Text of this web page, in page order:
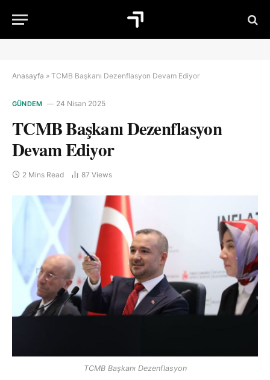
Anasayfa » TCMB Başkanı Dezenflasyon Devam Ediyor
GÜNDEM 24 Nisan 2025
TCMB Başkanı Dezenflasyon
Devam Ediyor
2 Mins Read 87 Views
TCMB Başkanı Dezenflasyon